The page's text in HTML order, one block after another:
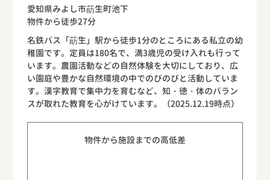
愛知県みよし市莇生町池下
物件から徒歩27分
名鉄バス「莇生」駅から徒歩1分のところにある私立の幼
稚園です。定員は180名で、満3歳児の受け入れも行って
います。農園活動などの自然体験を大切にしており、広
い園庭や豊かな自然環境の中でのびのびと活動していま
す。漢字教育で集中力を育むなど、知・徳・体のバラン
スが取れた教育を心がけています。（2025.12.19時点）
物件から施設までの高低差